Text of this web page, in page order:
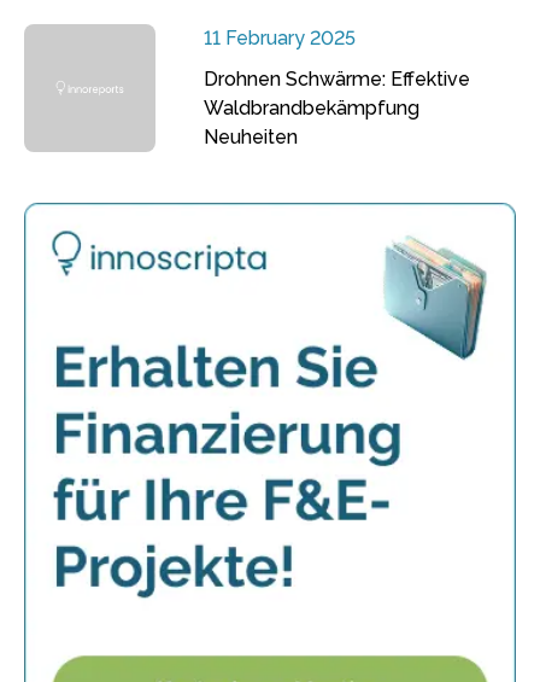
11 February 2025
Drohnen Schwärme: Effektive
Waldbrandbekämpfung
Neuheiten